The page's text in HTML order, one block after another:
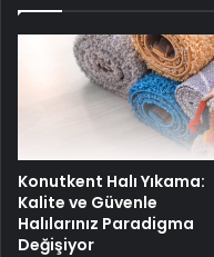
Konutkent Halı Yıkama:
Kalite ve Güvenle
Halılarınız Paradigma
Değişiyor